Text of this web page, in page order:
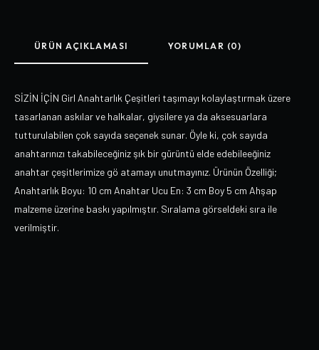
ÜRÜN AÇIKLAMASI YORUMLAR (0)
SİZİN İÇİN Girl Anahtarlık Çeşitleri taşımayı kolaylaştırmak üzere
tasarlanan askılar ve halkalar, giysilere ya da aksesuarlara
tutturulabilen çok sayıda seçenek sunar. Öyle ki, çok sayıda
anahtarınızı takabileceğiniz şık bir gürüntü elde edebileeğiniz
anahtar çeşitlerimize gö atamayı unutmayınız. Ürünün Özelliği;
Anahtarlık Boyu: 10 cm Anahtar Ucu En: 3 cm Boy 5 cm Ahşap
malzeme üzerine baskı yapılmıştır. Sıralama görseldeki sıra ile
verilmiştir.